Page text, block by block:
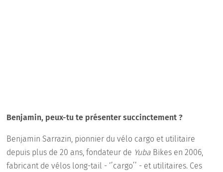
Benjamin, peux-tu te présenter succinctement ?
Benjamin Sarrazin, pionnier du vélo cargo et utilitaire
depuis plus de 20 ans, fondateur de Yuba Bikes en 2006,
fabricant de vélos long-tail - ‘’cargo’’ - et utilitaires. Ces